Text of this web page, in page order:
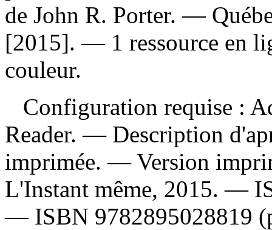
de John R. Porter. —
[2015]. — 1 ressource en
couleur.
Configuration requise :
Reader. — Description
imprimée. —Version
L'Instant même, 2015. —
— ISBN 9782895028819